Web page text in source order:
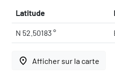
Latitude
N 52.50183 °
place Afficher sur la carte